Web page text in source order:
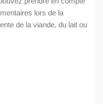
lors de la
de la viande, du lait ou